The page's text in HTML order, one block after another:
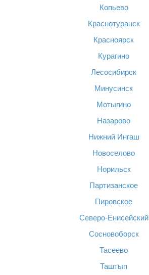
Копьево
Краснотуранск
Красноярск
Курагино
Лесосибирск
Минусинск
Мотыгино
Назарово
Нижний Ингаш
Новоселово
Норильск
Партизанское
Пировское
Северо-Енисейский
Сосновоборск
Тасеево
Таштып